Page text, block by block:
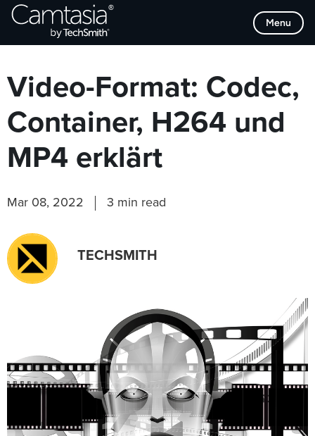
Direkt
zum
Menu
Browse Categories
Video-Format: Codec,
Container, H264 und
MP4 erklärt
Mar 08, 2022 3 min read
TECHSMITH